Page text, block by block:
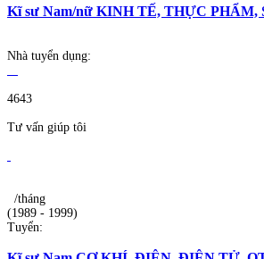
Kĩ sư Nam/nữ KINH TẾ, THỰC PHẨM,
Nhà tuyển dụng:
4643
Tư vấn giúp tôi
/tháng
(1989 - 1999)
Tuyển: